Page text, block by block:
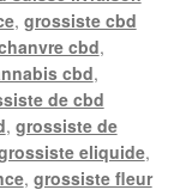
, grossiste cbd
cbd,
cbd,
de cbd
, grossiste de
eliquide,
, grossiste fleur